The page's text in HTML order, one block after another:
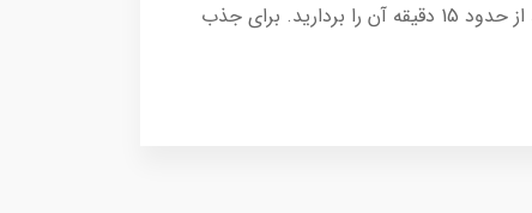
👈 طریقه مصرف : بعد از شستشوی صورت و تمیز کردن پوست با تونر، روی صورت قرار دهید و پس از جذب کامل بعد از حدود 15 دقیقه آن را بردارید. برای جذب